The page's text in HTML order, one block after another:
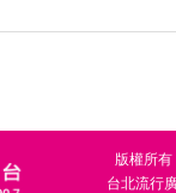
版權所
台北流行